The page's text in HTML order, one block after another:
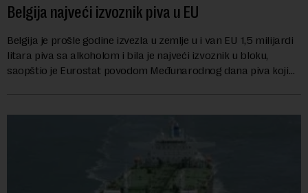
Belgija najveći izvoznik piva u EU
Belgija je prošle godine izvezla u zemlje u i van EU 1,5 milijardi
litara piva sa alkoholom i bila je najveći izvoznik u bloku,
saopštio je Eurostat povodom Međunarodnog dana piva koji